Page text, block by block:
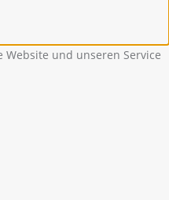
Website und unseren Service